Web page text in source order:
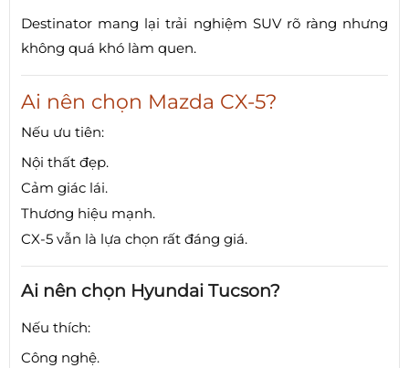
Destinator mang lại trải nghiệm SUV rõ ràng nhưng
không quá khó làm quen.
Ai nên chọn Mazda CX-5?
Nếu ưu tiên:
Nội thất đẹp.
Cảm giác lái.
Thương hiệu mạnh.
CX-5 vẫn là lựa chọn rất đáng giá.
Ai nên chọn Hyundai Tucson?
Nếu thích:
Công nghệ.